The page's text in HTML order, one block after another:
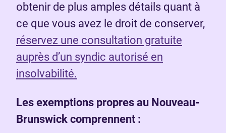
obtenir de plus amples détails quant à
ce que vous avez le droit de conserver,
réservez une consultation gratuite
auprès d’un syndic autorisé en
insolvabilité.
Les exemptions propres au Nouveau-
Brunswick comprennent :